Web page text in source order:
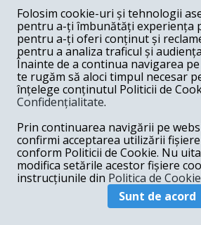
filme. Dupa cum s-a
general pe subiecte
istorioare pe care le pun pe
producatorul dar si
povesti, primul lor
sunt sanse ca si altii sa aiba
S-a spus despre tine ca
povestesti, ca joci
ca ai stil, tehnica... Care
Folosim cookie-uri și tehnologii
pentru a-ți îmbunătăți experiența
pentru a-ți oferi conținut și
pentru a analiza traficul și
Înainte de a continua navigarea
te rugăm să aloci timpul necesar
înțelege conținutul Politicii de
Confidențialitate.
Prin continuarea navigării pe
confirmi acceptarea utilizării
conform Politicii de Cookie. Nu
modifica setările acestor fișiere
instrucțiunile din Politica de
Sunt de acord